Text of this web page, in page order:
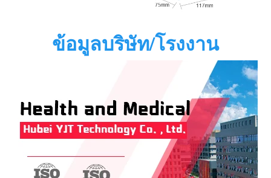
ข้อมูลบริษัท/โรงงาน